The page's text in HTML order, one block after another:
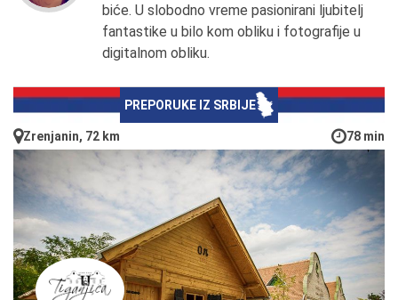
biće. U slobodno vreme pasionirani ljubitelj
fantastike u bilo kom obliku i fotografije u
digitalnom obliku.
PREPORUKE IZ SRBIJE
Zrenjanin, 72 km 78 min